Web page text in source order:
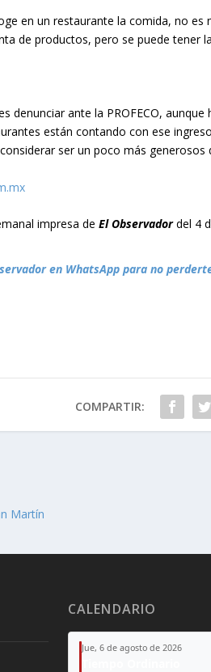
en un restaurante la comida, no
de productos, pero se puede tener
denunciar ante la PROFECO,
están contando con ese
ser un poco más generosos
impresa deEl Observadordel 4
en WhatsApp para no
COMPARTIR:
Martín
CALENDARIO
Jue, 6 de agosto de 2026